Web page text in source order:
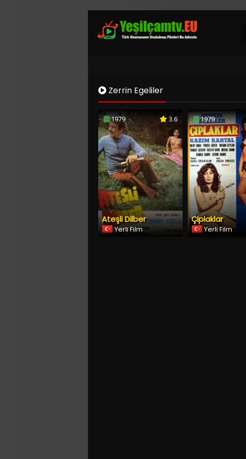
Zerrin Egeliler
1979 3.6
Ateşli Dilber
Yerli Film
1979
Çiplaklar
Yerli Film